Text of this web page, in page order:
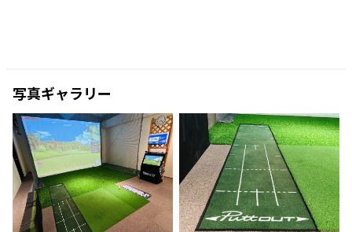
写真ギャラリー